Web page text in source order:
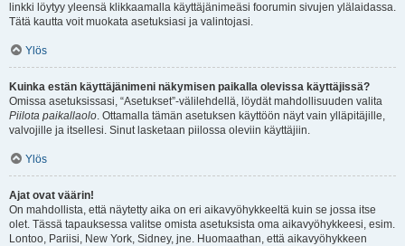
linkki löytyy yleensä klikkaamalla käyttäjänimeäsi foorumin sivujen ylälaidassa.
Tätä kautta voit muokata asetuksiasi ja valintojasi.
Ylös
Kuinka estän käyttäjänimeni näkymisen paikalla olevissa käyttäjissä?
Omissa asetuksissasi, “Asetukset”-välilehdellä, löydät mahdollisuuden valita
Piilota paikallaolo. Ottamalla tämän asetuksen käyttöön näyt vain ylläpitäjille,
valvojille ja itsellesi. Sinut lasketaan piilossa oleviin käyttäjiin.
Ylös
Ajat ovat väärin!
On mahdollista, että näytetty aika on eri aikavyöhykkeeltä kuin se jossa itse
olet. Tässä tapauksessa valitse omista asetuksista oma aikavyöhykkeesi, esim.
Lontoo, Pariisi, New York, Sidney, jne. Huomaathan, että aikavyöhykkeen